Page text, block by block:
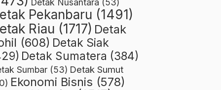
Detak Nusantara (53)
Pekanbaru (1491)
Riau (1717) Detak
(608) Detak Siak
Detak Sumatera (384)
Sumbar (53) Detak Sumut
Ekonomi Bisnis (578)